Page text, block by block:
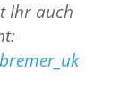
Ihr auch